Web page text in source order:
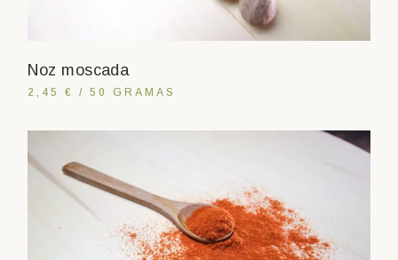
Noz moscada
2,45 € / 50 GRAMAS